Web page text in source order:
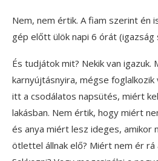
Nem, nem értik. A fiam szerint én
gép előtt ülök napi 6 órát
És tudjátok mit? Nekik van igazuk.
karnyújtásnyira, mégse
itt a csodálatos napsütés, miért
lakásban. Nem értik, hogy miért
és anya miért lesz ideges, amikor
ötlettel állnak elő? Miért nem ér rá